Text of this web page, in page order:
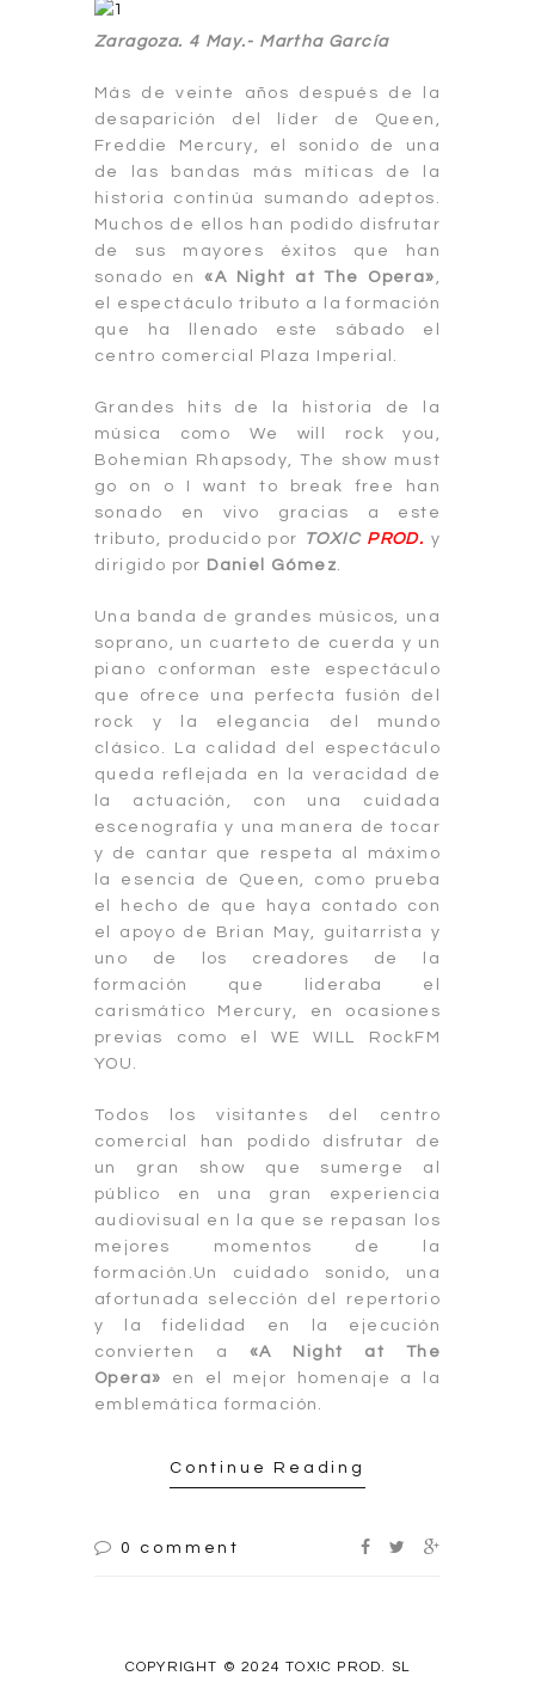
Zaragoza. 4 May.- Martha García
Más de veinte años después de la
desaparición del líder de Queen,
Freddie Mercury, el sonido de una
de las bandas más míticas de la
historia continúa sumando adeptos.
Muchos de ellos han podido disfrutar
de sus mayores éxitos que han
sonado en«A Night at The Opera»
el espectáculo tributo a la formación
que ha llenado este sábado el
centro comercial Plaza Imperial.
Grandes hits de la historia de la
música como We will rock you,
Bohemian Rhapsody, The show must
go on o I want to break free han
sonado en vivo gracias a este
tributo, producido por
TOXIC PROD. y
dirigido por Daniel Gómez
Una banda de grandes músicos, una
soprano, un cuarteto de cuerda y un
piano conforman este espectáculo
que ofrece una perfecta fusión del
rock y la elegancia del mundo
clásico. La calidad del espectáculo
queda reflejada en la veracidad de
la actuación, con una cuidada
escenografía y una manera de tocar
y de cantar que respeta al máximo
la esencia de Queen, como prueba
el hecho de que haya contado con
el apoyo de Brian May, guitarrista y
uno de los creadores de la
formación que lideraba el
carismático Mercury, en ocasiones
previas como el WE WILL RockFM
YOU.
Todos los visitantes del centro
comercial han podido disfrutar de
un gran show que sumerge al
público en una gran experiencia
audiovisual en la que se repasan los
mejores momentos de la
formación.Un cuidado sonido, una
afortunada selección del repertorio
y la fidelidad en la ejecución
convierten a «A Night at The
Opera»
en el mejor homenaje a la
emblemática formación.
Continue Reading
0 comment
COPYRIGHT © 2024 TOX!C PROD. SL